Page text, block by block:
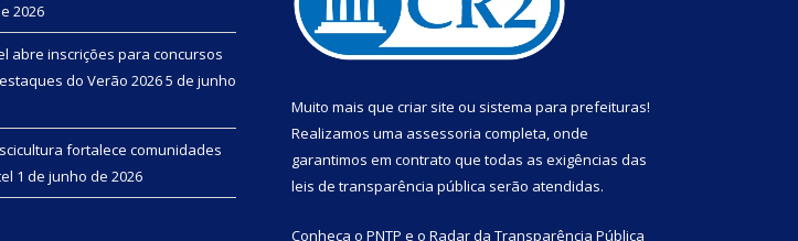
2026
abre inscrições para concursos
do Verão 20265 de junho
fortalece comunidades
1 de junho de 2026
Muito mais que criar site ou sistema para prefeituras!
Realizamos uma assessoria completa, onde
garantimos em contrato que todas as exigências das
leis de transparência pública serão atendidas.
Conheça o PNTP e o Radar da Transparência Pública